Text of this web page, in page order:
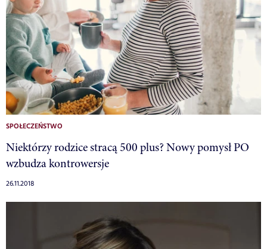
SPOŁECZEŃSTWO
Niektórzy rodzice stracą 500 plus? Nowy pomysł PO
wzbudza kontrowersje
26.11.2018